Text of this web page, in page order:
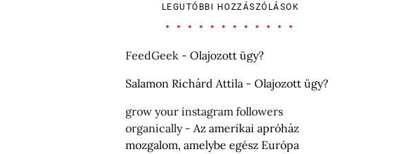
LEGUTÓBBI HOZZÁSZÓLÁSOK
FeedGeek - Olajozott ügy?
Salamon Richárd Attila - Olajozott ügy?
grow your instagram followers
organically- Az amerikai apróház
mozgalom, amelybe egész Európa